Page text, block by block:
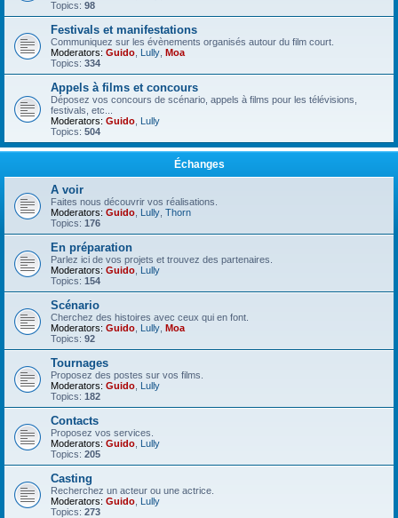
Topics: 98
Festivals et manifestations
Communiquez sur les évènements organisés autour du film court.
Moderators: Guido Lully Moa
Topics: 334
Appels à films et concours
Déposez vos concours de scénario, appels à films pour les télévisions,
festivals, etc...
Moderators: Guido Lully
Topics: 504
Échanges
A voir
Faites nous découvrir vos réalisations.
Moderators: Guido Lully Thorn
Topics: 176
En préparation
Parlez ici de vos projets et trouvez des partenaires.
Moderators: Guido Lully
Topics: 154
Scénario
Cherchez des histoires avec ceux qui en font.
Moderators: Guido Lully Moa
Topics: 92
Tournages
Proposez des postes sur vos films.
Moderators: Guido Lully
Topics: 182
Contacts
Proposez vos services.
Moderators: Guido Lully
Topics: 205
Casting
Recherchez un acteur ou une actrice.
Moderators: Guido Lully
Topics: 273